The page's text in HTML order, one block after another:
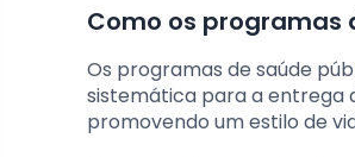
Como os
Os programas de saúde
sistemática para a entrega
promovendo um estilo de